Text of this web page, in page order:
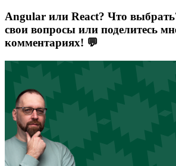
Angular или React? Что
свои вопросы или поделитесь
комментариях! 💬